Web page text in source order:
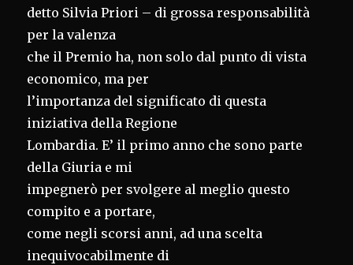
detto Silvia Priori – di grossa responsabilità
per la valenza
che il Premio ha, non solo dal punto di vista
economico, ma per
l’importanza del significato di questa
iniziativa della Regione
Lombardia. E’ il primo anno che sono parte
della Giuria e mi
impegnerò per svolgere al meglio questo
compito e a portare,
come negli scorsi anni, ad una scelta
inequivocabilmente di